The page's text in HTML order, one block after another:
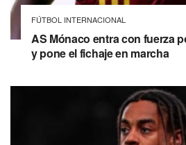
FÚTBOL INTERNACIONAL
AS Mónaco entra con fuerza
y pone el fichaje en marcha